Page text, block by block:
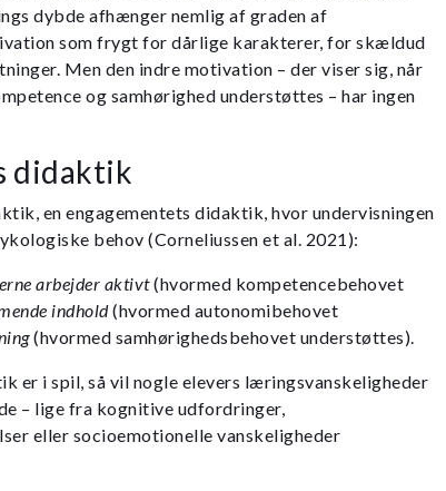
dybde afhænger nemlig af graden af
som frygt for dårlige karakterer, for skældud
Men den indre motivation – der viser sig, når
og samhørighed understøttes – har ingen
didaktik
en engagementets didaktik, hvor undervisningen
behov (Corneliussen et al. 2021):
arbejder aktivt(hvormed kompetencebehovet
indhold(hvormed autonomibehovet
(hvormed samhørighedsbehovet understøttes).
er i spil, så vil nogle elevers læringsvanskeligheder
– lige fra kognitive udfordringer,
eller socioemotionelle vanskeligheder